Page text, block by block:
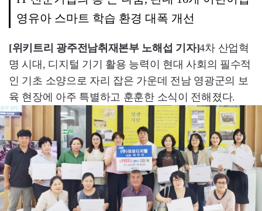
영유아 스마트 학습 환경 대폭 개선
[위키트리 광주전남취재본부 노해섭 기자]4차 산업혁
명 시대, 디지털 기기 활용 능력이 현대 사회의 필수적
인 기초 소양으로 자리 잡은 가운데 전남 영광군의 보
육 현장에 아주 특별하고 훈훈한 소식이 전해졌다.